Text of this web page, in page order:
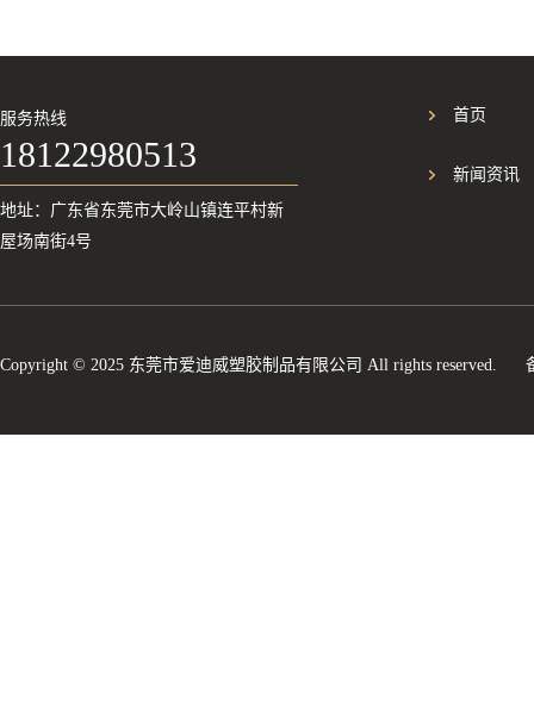
服务热线
18122980513
地址：广东省东莞市大岭山镇连平村新
屋场南街4号
首页
新闻资讯
Copyright © 2025 东莞市爱迪威塑胶制品有限公司 All rights reserved.